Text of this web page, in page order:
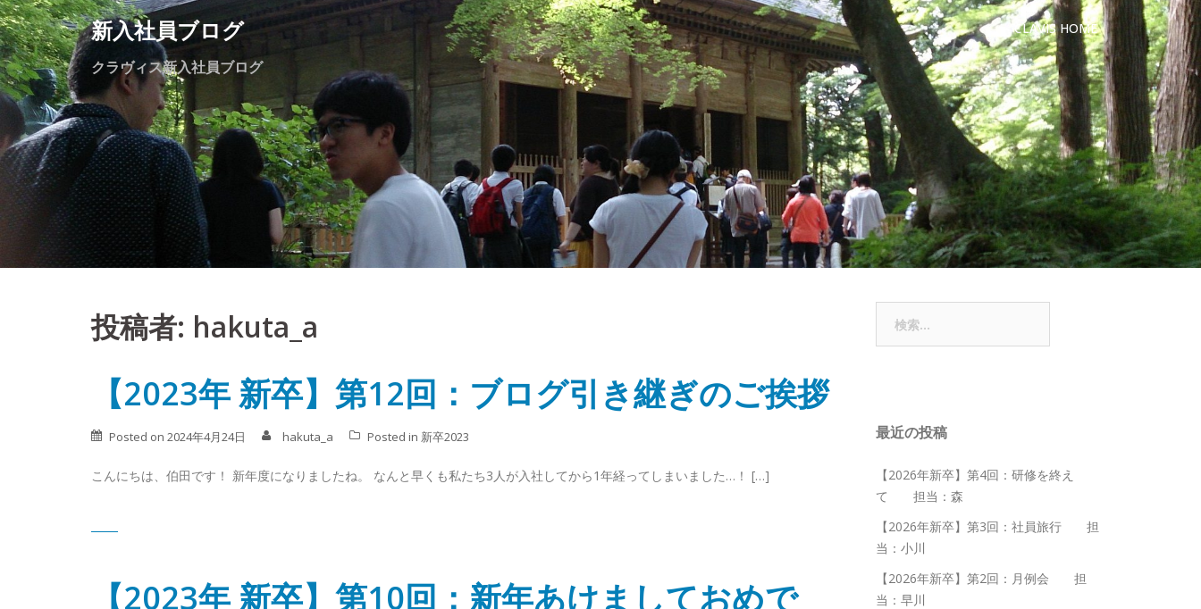
Skip
to
content
新入社員ブログ
クラヴィス新入社員ブログ
CLAVIS HOME
投稿者: hakuta_a
【2023年 新卒】第12回：ブログ引き継ぎのご挨拶
Posted on 2024年4月24日 hakuta_a Posted in 新卒2023
こんにちは、伯田です！ 新年度になりましたね。 なんと早くも私たち3人が入社してから1年経ってしまいました…！ […]
【2023年 新卒】第10回：新年あけましておめで
最近の投稿
【2026年新卒】第4回：研修を終え
て 担当：森
【2026年新卒】第3回：社員旅行 担
当：小川
【2026年新卒】第2回：月例会 担
当：早川